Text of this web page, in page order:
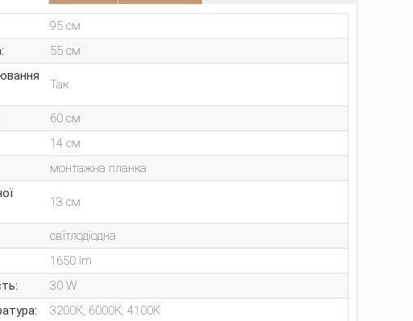
95 см
55 см
Так
60 см
14 см
монтажна планка
13 см
світлодіодна
1650 lm
30 W
3200K, 6000K, 4100K